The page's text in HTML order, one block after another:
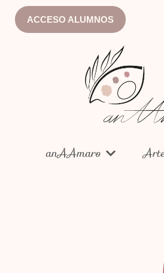
ACCESO ALUMNOS
anAAmaro